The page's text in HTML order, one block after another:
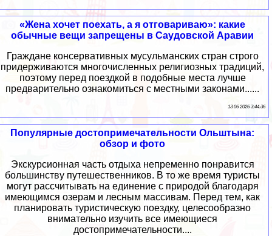
«Жена хочет поехать, а я отговариваю»: какие
обычные вещи запрещены в Саудовской Аравии
Граждане консервативных мусульманских стран строго
придерживаются многочисленных религиозных традиций,
поэтому перед поездкой в подобные места лучше
предварительно ознакомиться с местными законами......
13 06 2026 3:44:36
Популярные достопримечательности Ольштына:
обзор и фото
Экскурсионная часть отдыха непременно понравится
большинству путешественников. В то же время туристы
могут рассчитывать на единение с природой благодаря
имеющимся озерам и лесным массивам. Перед тем, как
планировать туристическую поездку, целесообразно
внимательно изучить все имеющиеся
достопримечательности....